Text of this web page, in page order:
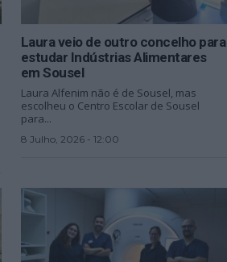
Laura veio de outro concelho para
estudar Indústrias Alimentares
em Sousel
Laura Alfenim não é de Sousel, mas
escolheu o Centro Escolar de Sousel
para...
8 Julho, 2026 - 12:00